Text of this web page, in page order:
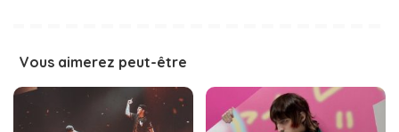
Vous aimerez peut-être